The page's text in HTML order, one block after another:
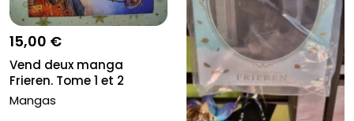
15,00 €
Vend deux manga
Frieren. Tome 1 et 2
Mangas